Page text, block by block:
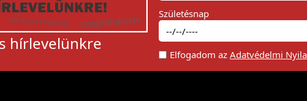
hírlevelünkre
Születésnap
Elfogadom az Adatvédelmi